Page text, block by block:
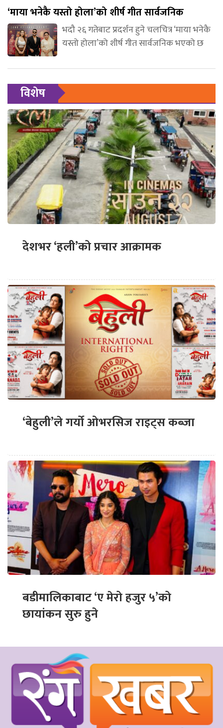
‘माया भनेकै यस्तो होला’को शीर्ष गीत सार्वजनिक
भदौ २६ गतेबाट प्रदर्शन हुने चलचित्र ‘माया भनेकै
यस्तो होला’को शीर्ष गीत सार्वजनिक भएको छ
विशेष
देशभर ‘हली’को प्रचार आक्रामक
‘बेहुली’ले गर्यो ओभरसिज राइट्स कब्जा
बडीमालिकाबाट ‘ए मेरो हजुर ५’को
छायांकन सुरु हुने